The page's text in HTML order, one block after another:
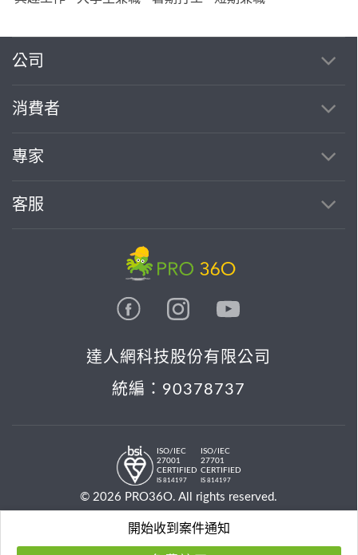
開始收到案件通知
公司
消費者
專家
客服
達人網科技股份有限公司
統編：90378737
ISO/IEC
27001
CERTIFIED
IS 814197
ISO/IEC
27701
CERTIFIED
IS 814197
© 2026 PRO36O. All rights reserved.